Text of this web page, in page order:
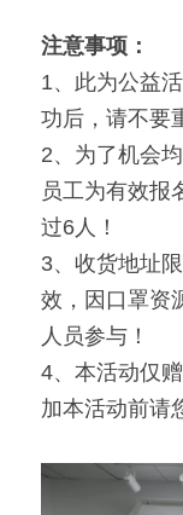
注意事项：
1、此为公益
功后，请不要
2、为了机会
员工为有效报
过6人！
3、收货地址
效，因口罩资
人员参与！
4、本活动仅
加本活动前请